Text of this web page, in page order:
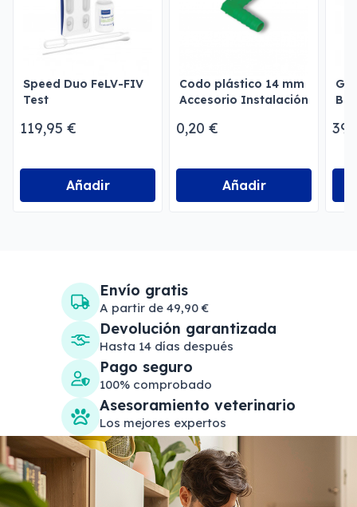
Speed Duo FeLV-FIV
Test
119,95 €
Añadir
Codo plástico 14 mm
Accesorio Instalación
0,20 €
Añadir
Envío gratis
A partir de 49,90 €
Devolución garantizada
Hasta 14 días después
Pago seguro
100% comprobado
Asesoramiento veterinario
Los mejores expertos